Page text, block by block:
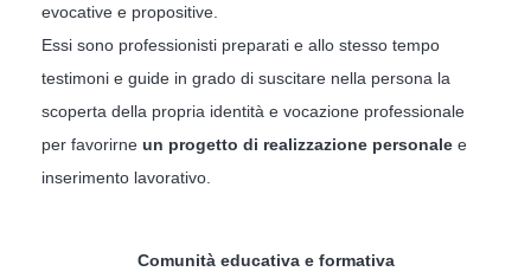
evocative e propositive.
Essi sono professionisti preparati e allo stesso tempo
testimoni e guide in grado di suscitare nella persona la
scoperta della propria identità e vocazione professionale
per favorirne un progetto di realizzazione personale e
inserimento lavorativo.
Comunità educativa e formativa